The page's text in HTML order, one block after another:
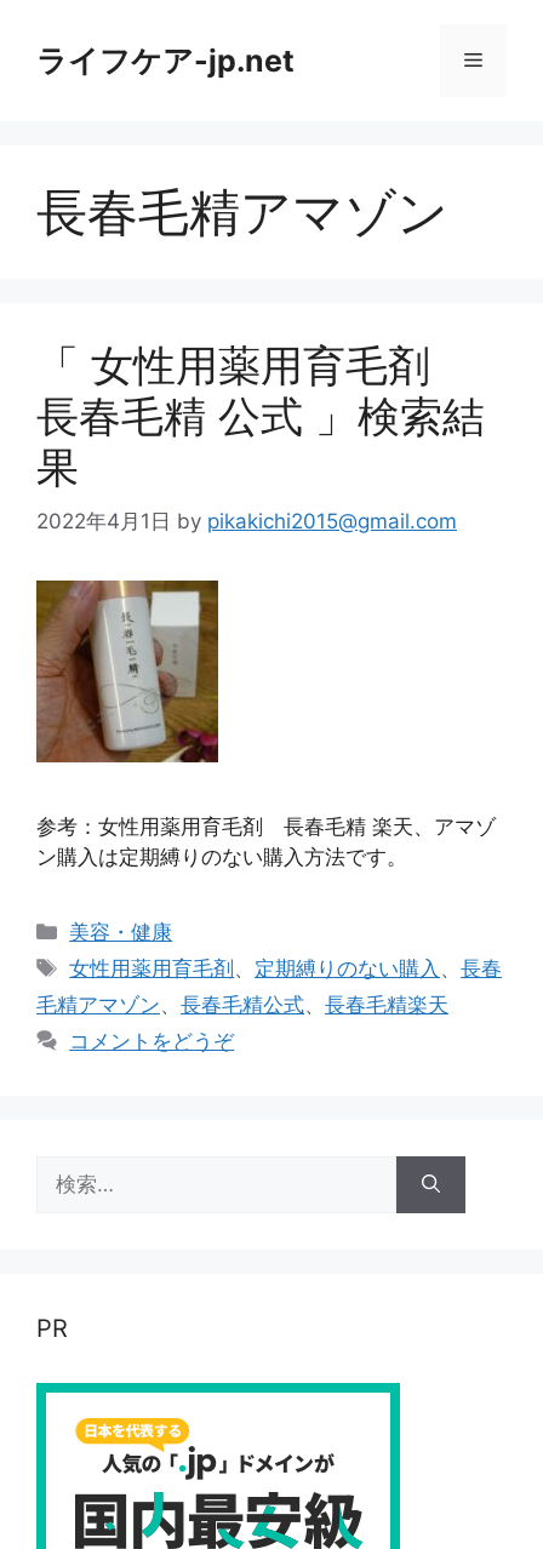
ライフケア-jp.net メ
長春毛精アマゾン
「 女性用薬用育毛剤
長春毛精 公式 」検索結
果
2022年4月1日 by pikakichi2015@gmail.com
参考：女性用薬用育毛剤 長春毛精 楽天、アマゾ
ン購入は定期縛りのない購入方法です。
カ
テ
リ
ー
美容・健康
タ
グ
女性用薬用育毛剤、 定期縛りのない購入 、長春
毛精アマゾン、 長春毛精公式、 長春毛精楽天
コメントをどうぞ
索:
PR